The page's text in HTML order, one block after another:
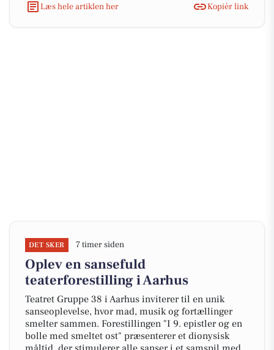
Læs hele artiklen her
Kopiér link
DET SKER 7 timer siden
Oplev en sansefuld
teaterforestilling i Aarhus
Teatret Gruppe 38 i Aarhus inviterer til en unik
sanseoplevelse, hvor mad, musik og fortællinger
smelter sammen. Forestillingen "I 9. epistler og en
bolle med smeltet ost" præsenterer et dionysisk